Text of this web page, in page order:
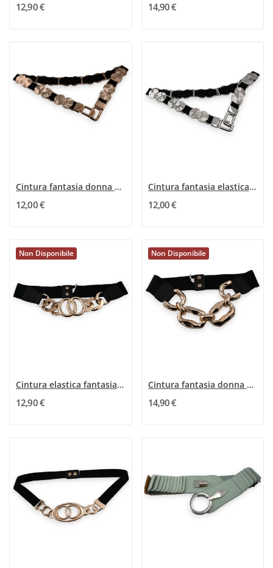
12,90 € 14,90 €
Cintura fantasia donna elastica pezzi dorati
12,00 €
Cintura fantasia elastica donna con pezzi...
12,00 €
Non Disponibile
Cintura elastica fantasia con grande fibbia...
12,90 €
Non Disponibile
Cintura fantasia donna elastica grossa catena...
14,90 €